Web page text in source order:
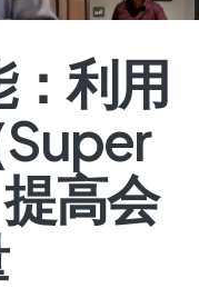
：利用
高会